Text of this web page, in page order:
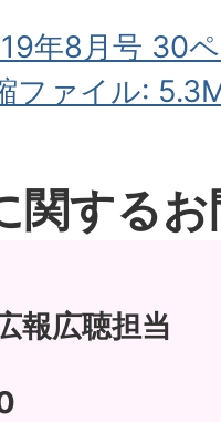
年8月号 30
ファイル:
関する
報広聴担当